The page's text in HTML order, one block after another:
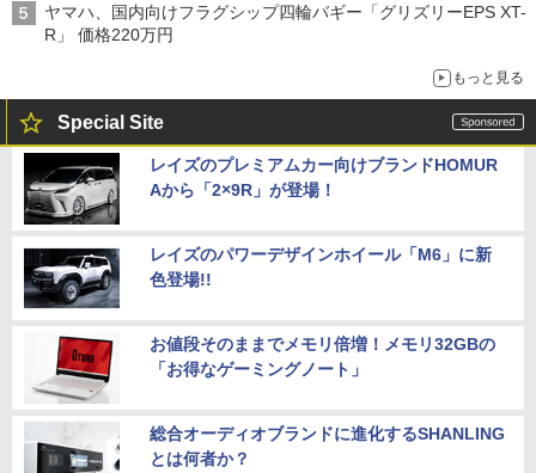
ヤマハ、国内向けフラグシップ四輪バギー「グリズリーEPS XT-
R」 価格220万円
もっと見る
Special Site
レイズのプレミアムカー向けブランドHOMUR
Aから「2×9R」が登場！
レイズのパワーデザインホイール「M6」に新
色登場!!
お値段そのままでメモリ倍増！メモリ32GBの
「お得なゲーミングノート」
総合オーディオブランドに進化するSHANLING
とは何者か？